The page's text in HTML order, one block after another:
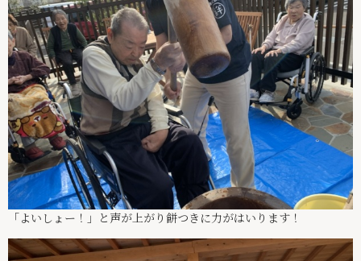
「よいしょー！」と声が上がり餅つきに力がはいります！